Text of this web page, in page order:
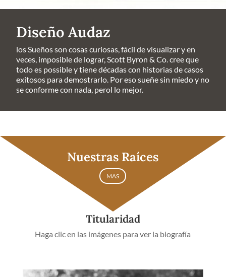
Diseño Audaz
los Sueños son cosas curiosas, fácil de visualizar y en
veces, imposible de lograr, Scott Byron & Co. cree que
todo es possible y tiene décadas con historias de casos
exitosos para demostrarlo. Por eso sueñe sin miedo y no
se conforme con nada, perol lo mejor.
Nuestras Raíces
MAS
Titularidad
Haga clic en las imágenes para ver la biografía